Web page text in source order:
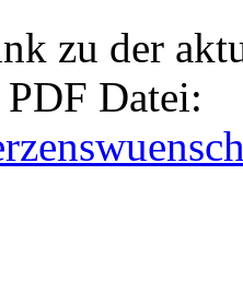
zu der
Datei: